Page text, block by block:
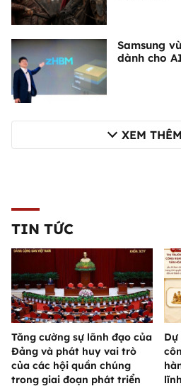
Samsung
dành cho
XEM
TIN TỨC
Tăng cường sự lãnh đạo của
Đảng và phát huy vai trò
của các hội quần chúng
trong giai đoạn phát triển